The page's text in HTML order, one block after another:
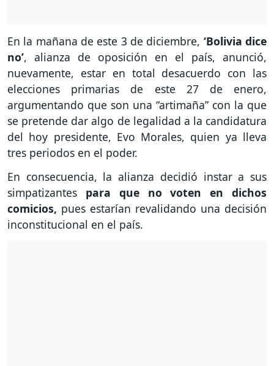
En la mañana de este 3 de diciembre, ‘Bolivia dice
no’, alianza de oposición en el país, anunció,
nuevamente, estar en total desacuerdo con las
elecciones primarias de este 27 de enero,
argumentando que son una “artimaña” con la que
se pretende dar algo de legalidad a la candidatura
del hoy presidente, Evo Morales, quien ya lleva
tres periodos en el poder.
En consecuencia, la alianza decidió instar a sus
simpatizantes para que no voten en dichos
comicios, pues estarían revalidando una decisión
inconstitucional en el país.